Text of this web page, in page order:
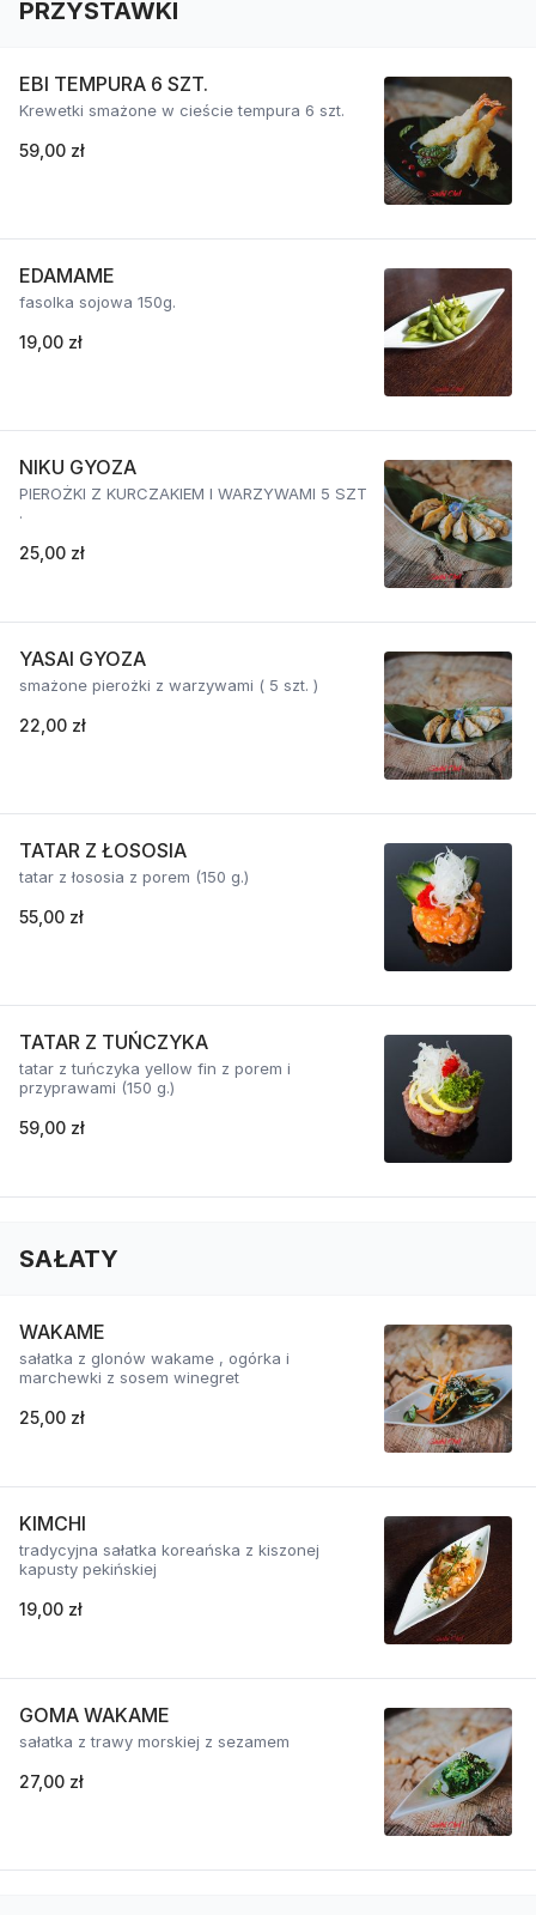
PRZYSTAWKI
EBI TEMPURA 6 SZT.
Krewetki smażone w cieście tempura 6 szt.
59,00 zł
EDAMAME
fasolka sojowa 150g.
19,00 zł
NIKU GYOZA
PIEROŻKI Z KURCZAKIEM I WARZYWAMI 5 SZT
.
25,00 zł
YASAI GYOZA
smażone pierożki z warzywami ( 5 szt. )
22,00 zł
TATAR Z ŁOSOSIA
tatar z łososia z porem (150 g.)
55,00 zł
TATAR Z TUŃCZYKA
tatar z tuńczyka yellow fin z porem i
przyprawami (150 g.)
59,00 zł
SAŁATY
WAKAME
sałatka z glonów wakame , ogórka i
marchewki z sosem winegret
25,00 zł
KIMCHI
tradycyjna sałatka koreańska z kiszonej
kapusty pekińskiej
19,00 zł
GOMA WAKAME
sałatka z trawy morskiej z sezamem
27,00 zł